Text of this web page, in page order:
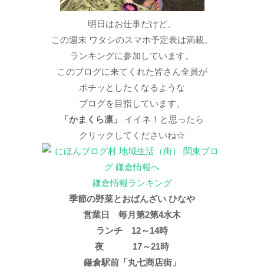
明日はお仕事だけど、
この週末 ワタシのスマホ予定表は満載。
ランキングに参加しています。
このブログに来てくれた皆さん全員が
ポチッとしたくなるような
ブログを目指しています。
「かまくら凛」
イイネ！と思ったら
クリックしてくださいね☆
鎌倉情報ランキング
季節の野菜とおばんざい ひなや
営業日 毎月第2第4水木
ランチ 12～14時
夜 17～21時
鎌倉駅前「丸七商店街」